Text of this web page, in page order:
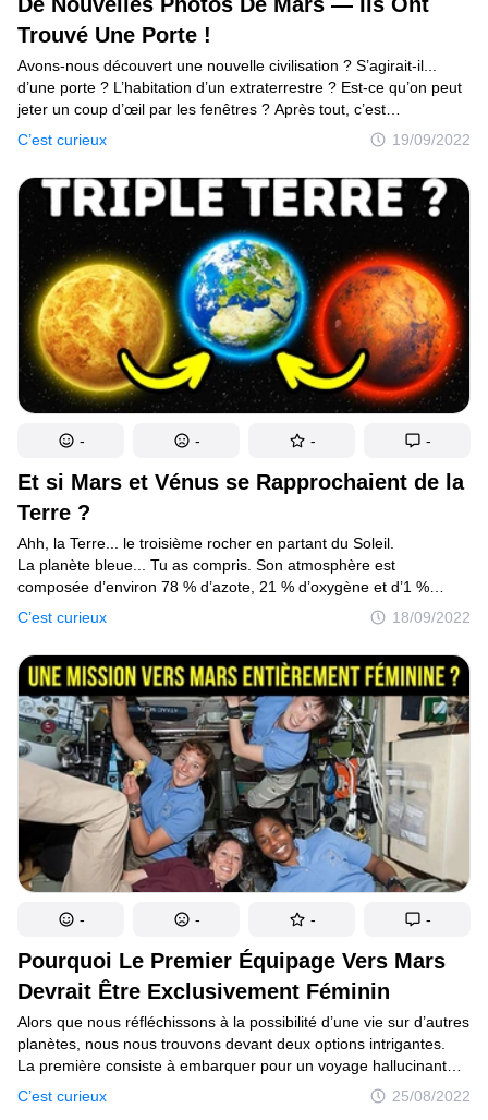
Trouvé Une Porte !
C’est curieux 19/09/2022
Avons-nous découvert une nouvelle civilisation ? S’agirait-il...
d’une porte ? L’habitation d’un extraterrestre ? Est-ce qu’on peut
jeter un coup d’œil par les fenêtres ? Après tout, c’est
l’astromobile Curiosity, de la NASA, qui a envoyé cette image sur
Terre ! Et en ce moment même, ce véhicule explore la surface
de Mars ! Malheureusement, les astronomes ont vite fait
de gâcher notre plaisir... Ils ont affirmé qu’il s’agissait simplement
d’un élément naturel du paysage martien. Plusieurs indices les
ont amenés à penser qu’il ne s’agissait pas réellement d’une
porte. Par exemple, elle est minuscule — à peine un mètre
de haut. “Mais cela pourrait simplement signifier que les Martiens
ne sont pas très grands”, objecteras-tu peut-être.
Et si Mars et Vénus se Rapprochaient de la
Terre ?
C’est curieux 18/09/2022
Ahh, la Terre... le troisième rocher en partant du Soleil.
La planète bleue... Tu as compris. Son atmosphère est
composée d’environ 78 % d’azote, 21 % d’oxygène et d’1 %
d’argon, de vapeur d’eau et de dioxyde de carbone, un équilibre
agréable à respirer pour toute créature vivante. Le climat est
également parfait pour l’existence de la vie, contrairement à des
endroits comme Saturne, Mercure ou tout autre objet céleste
de notre système solaire — c’est à la troposphère que nous
devons tout cela. Il s’agit de la partie la plus dense
de l’atmosphère de notre planète, d’une épaisseur de 8 à
14,5 km. C’est la couche de l’atmosphère qui affecte
en permanence notre météo et qui assure les conditions
nécessaires à la vie et à l’existence d’étendues d’eau.
- - - -
Pourquoi Le Premier Équipage Vers Mars
Devrait Être Exclusivement Féminin
C’est curieux 25/08/2022
Alors que nous réfléchissons à la possibilité d’une vie sur d’autres
planètes, nous nous trouvons devant deux options intrigantes.
La première consiste à embarquer pour un voyage hallucinant
vers un autre système solaire, qui prendrait des dizaines
de milliers d’années. Imagine vivre à l’étroit dans un vaisseau
- - - -
Mise à jour du consentement
© 2014–2026TheSoul Publishing
Tous droits réservés.